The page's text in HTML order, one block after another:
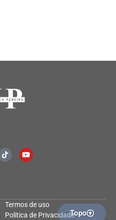
Termos de uso
Política de PrivacidadeTopo